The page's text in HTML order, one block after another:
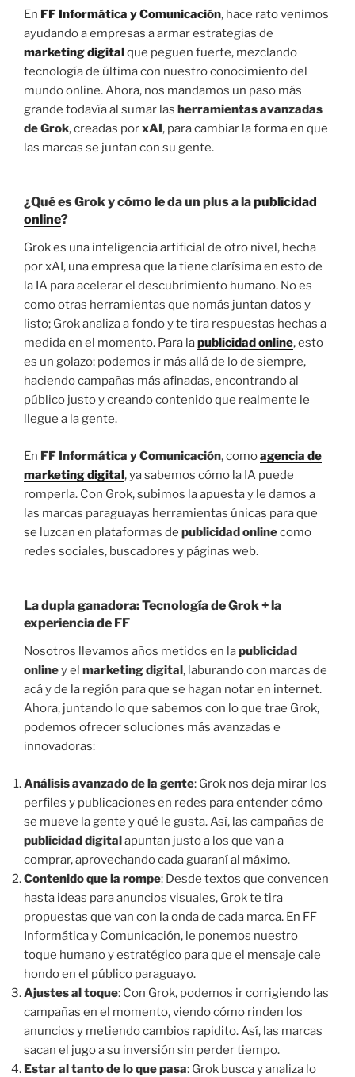
En FF Informática y Comunicación, hace rato venimos
ayudando a empresas a armar estrategias de
marketing digitalque peguen fuerte, mezclando
tecnología de última con nuestro conocimiento del
mundo online. Ahora, nos mandamos un paso más
grande todavía al sumar las herramientas avanzadas
de Grok, creadas porxAI, para cambiar la forma en que
las marcas se juntan con su gente.
¿Qué es Grok y cómo le da un plus a lapublicidad
online?
Grok es una inteligencia artificial de otro nivel, hecha
por xAI, una empresa que la tiene clarísima en esto de
la IA para acelerar el descubrimiento humano. No es
como otras herramientas que nomás juntan datos y
listo; Grok analiza a fondo y te tira respuestas hechas a
medida en el momento. Para lapublicidad online, esto
es un golazo: podemos ir más allá de lo de siempre,
haciendo campañas más afinadas, encontrando al
público justo y creando contenido que realmente le
llegue a la gente.
En FF Informática y Comunicación, comoagencia de
marketing digital, ya sabemos cómo la IA puede
romperla. Con Grok, subimos la apuesta y le damos a
las marcas paraguayas herramientas únicas para que
se luzcan en plataformas de publicidad onlinecomo
redes sociales, buscadores y páginas web.
La dupla ganadora: Tecnología de Grok + la
experiencia de FF
Nosotros llevamos años metidos en lapublicidad
onliney el marketing digital, laburando con marcas de
acá y de la región para que se hagan notar en internet.
Ahora, juntando lo que sabemos con lo que trae Grok,
podemos ofrecer soluciones más avanzadas e
innovadoras:
Análisis avanzado de la gente: Grok nos deja mirar los
perfiles y publicaciones en redes para entender cómo
se mueve la gente y qué le gusta. Así, las campañas de
publicidad digitalapuntan justo a los que van a
comprar, aprovechando cada guaraní al máximo.
Contenido que la rompe: Desde textos que convencen
hasta ideas para anuncios visuales, Grok te tira
propuestas que van con la onda de cada marca. En FF
Informática y Comunicación, le ponemos nuestro
toque humano y estratégico para que el mensaje cale
hondo en el público paraguayo.
Ajustes al toque: Con Grok, podemos ir corrigiendo las
campañas en el momento, viendo cómo rinden los
anuncios y metiendo cambios rapidito. Así, las marcas
sacan el jugo a su inversión sin perder tiempo.
Estar al tanto de lo que pasa: Grok busca y analiza lo